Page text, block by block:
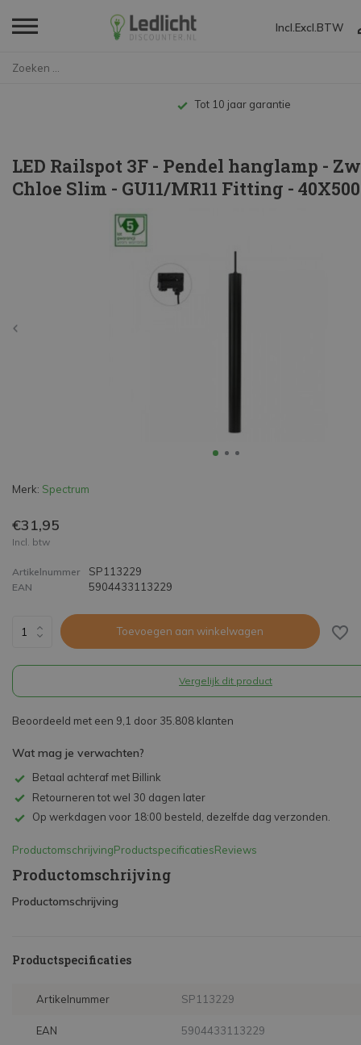
Incl. Excl. BTW
Tot 10 jaar garantie
LED Railspot 3F - Pendel hanglamp -
Chloe Slim - GU11/MR11 Fitting -
Merk: Spectrum
€31,95
Incl. btw
Artikelnummer SP113229
EAN 5904433113229
Toevoegen aan winkelwagen
Vergelijk dit product
Beoordeeld met een 9,1 door 35.808 klanten
Wat mag je verwachten?
Betaal achteraf met Billink
Retourneren tot wel 30 dagen later
Op werkdagen voor 18:00 besteld, dezelfde dag verzonden.
ProductomschrijvingProductspecificatiesReviews
Productomschrijving
Productomschrijving
Productspecificaties
Artikelnummer SP113229
EAN 5904433113229